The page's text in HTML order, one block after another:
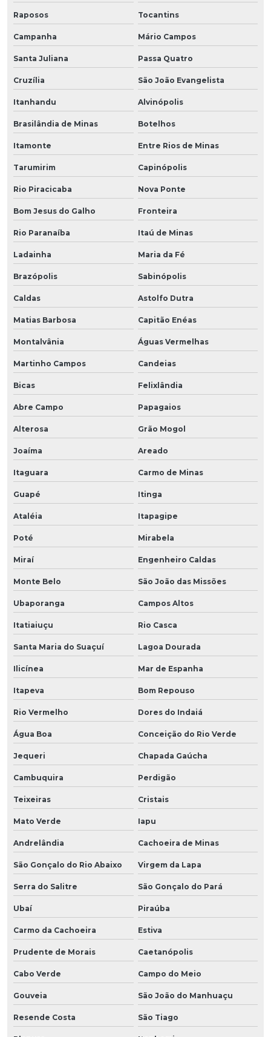
Raposos Tocantins
Campanha Mário Campos
Santa Juliana Passa Quatro
Cruzília São João Evangelista
Itanhandu Alvinópolis
Brasilândia de Minas Botelhos
Itamonte Entre Rios de Minas
Tarumirim Capinópolis
Rio Piracicaba Nova Ponte
Bom Jesus do Galho Fronteira
Rio Paranaíba Itaú de Minas
Ladainha Maria da Fé
Brazópolis Sabinópolis
Caldas Astolfo Dutra
Matias Barbosa Capitão Enéas
Montalvânia Águas Vermelhas
Martinho Campos Candeias
Bicas Felixlândia
Abre Campo Papagaios
Alterosa Grão Mogol
Joaíma Areado
Itaguara Carmo de Minas
Guapé Itinga
Ataléia Itapagipe
Poté Mirabela
Miraí Engenheiro Caldas
Monte Belo São João das Missões
Ubaporanga Campos Altos
Itatiaiuçu Rio Casca
Santa Maria do Suaçuí Lagoa Dourada
Ilicínea Mar de Espanha
Itapeva Bom Repouso
Rio Vermelho Dores do Indaiá
Água Boa Conceição do Rio Verde
Jequeri Chapada Gaúcha
Cambuquira Perdigão
Teixeiras Cristais
Mato Verde Iapu
Andrelândia Cachoeira de Minas
São Gonçalo do Rio Abaixo Virgem da Lapa
Serra do Salitre São Gonçalo do Pará
Ubaí Piraúba
Carmo da Cachoeira Estiva
Prudente de Morais Caetanópolis
Cabo Verde Campo do Meio
Gouveia São João do Manhuaçu
Resende Costa São Tiago